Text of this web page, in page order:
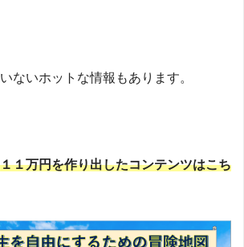
ないホットな情報もあります。
１万円を作り出したコンテンツはこち